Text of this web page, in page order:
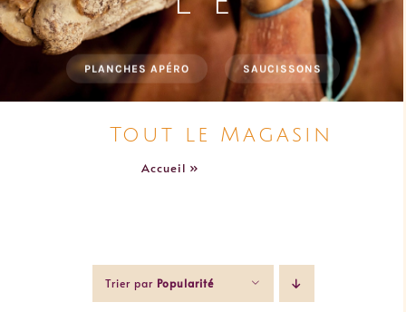
B i e n v e n u
e
Tout le Magasin
Accueil »
Trier par Popularité